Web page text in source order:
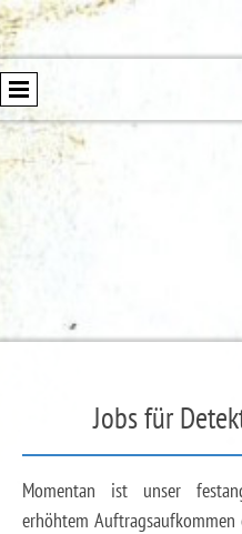
Jobs für
Momentan ist unser
erhöhtem